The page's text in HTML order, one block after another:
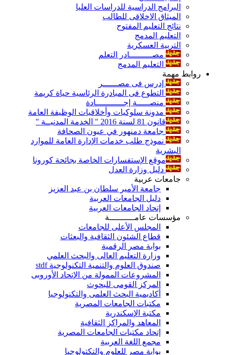
البرامج الدراسية للدراسات العليا
الميثاق الاخلاقى للطالب
نتائج التعليم المفتوح
التعليم المدمج
التربية العسكرية
مصـــــــــادر التعلم
التعليم المدمج
روابط مهمة
إدرس فى مصــــــر
التطوع فى المبادرة الرئاسية حياة كريمة
منصـــــة إجـــــــــــادة
مدونة سلوكيات وأخلاقيات الوظيفة العامة
قانون 81 لسنة 2016 " الخدمة المدنيــة "
جامعة دمنهور في عيون الصحافة
نموذج طلب خدمات الإدارة العامة للموارد
البشرية
موقع الإستفسارات الخاصة بجائحة كورونا
دليل وزارة العدل
جامعات عربية
جامعة الأمير سلطان بن عبد العزيز
دليل الجامعات العربية
إتحاد الجامعات العربية
مؤسسات عامــــــــــة
المجلس الأعلى للجامعات
قطاع الشئون الثقافية والبعثات
بوابة مصر الرقمية
وزارة التعليم العالى والبحث العلمي
صندوق العلوم والتنمية التكنولوجية stdf
المشروعات الممولة من الإتحاد الأوروبى
المركز القومى للبحوث
أكاديمية البحث العلمى والتكنولوجيا
مكتبات الجامعات المصرية
مكتبة الإسكندرية
المعاهد والمراكز الثقافية
إتحاد مكتبات الجامعات المصرية
مجمع اللغة العربية
بوابة مصر للعلوم والتكتولوجيا